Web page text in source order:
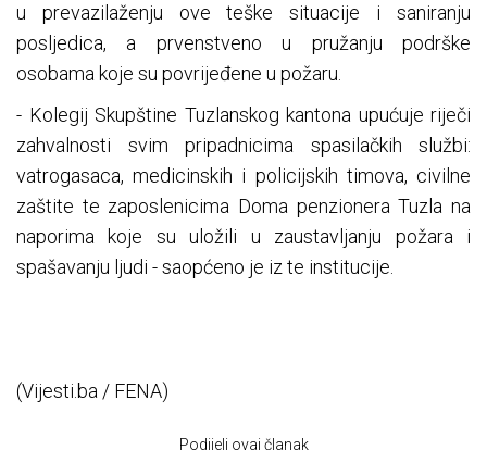
u prevazilaženju ove teške situacije i saniranju
posljedica, a prvenstveno u pružanju podrške
osobama koje su povrijeđene u požaru.
- Kolegij Skupštine Tuzlanskog kantona upućuje riječi
zahvalnosti svim pripadnicima spasilačkih službi:
vatrogasaca, medicinskih i policijskih timova, civilne
zaštite te zaposlenicima Doma penzionera Tuzla na
naporima koje su uložili u zaustavljanju požara i
spašavanju ljudi - saopćeno je iz te institucije.
(Vijesti.ba / FENA)
Podijeli ovaj članak